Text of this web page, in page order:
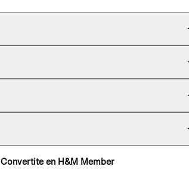
Convertite en H&M Member